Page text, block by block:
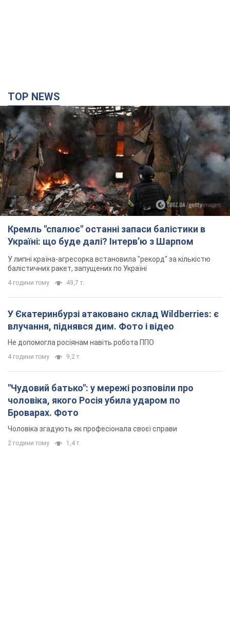
TOP NEWS
Кремль "спалює" останні запаси балістики в
Україні: що буде далі? Інтерв’ю з Шарпом
У липні країна-агресорка встановила "рекорд" за кількістю
балістичних ракет, запущених по Україні
4 години тому 49,7 т.
У Єкатеринбурзі атаковано склад Wildberries: є
влучання, піднявся дим. Фото і відео
Не допомогла росіянам навіть робота ППО
4 години тому 9,2 т.
"Чудовий батько": у мережі розповіли про
чоловіка, якого Росія убила ударом по
Броварах. Фото
Чоловіка згадують як професіонала своєї справи
2 години тому 1,4 т.